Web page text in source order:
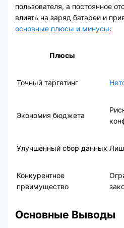
пользователя, а постоянное
влиять на заряд батареи и
основные плюсы и минусы:
Плюсы
Точный таргетинг
Экономия бюджета
Улучшенный сбор данных
Конкурентное
преимущество
Основные Выводы